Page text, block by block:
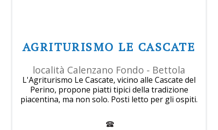
AGRITURISMO LE CASCATE
località Calenzano Fondo - Bettola
L'Agriturismo Le Cascate, vicino alle Cascate del
Perino, propone piatti tipici della tradizione
piacentina, ma non solo. Posti letto per gli ospiti.